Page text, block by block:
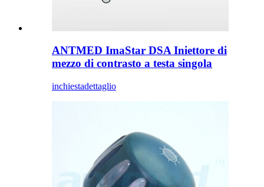
ANTMED ImaStar DSA Iniettore di
mezzo di contrasto a testa singola
inchiestadettaglio